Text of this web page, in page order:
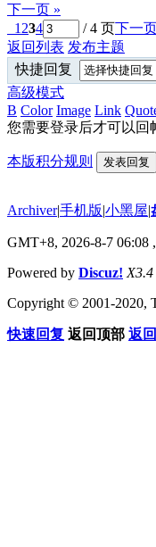
下一页 »
1 234 / 4 页下一
返回列表 发布主题
快捷回复
高级模式
B Color Image Link
您需要登录后才可以回
本版积分规则 发表回复
Archiver|手机版|小黑屋|
GMT+8, 2026-8-7 06:08
Powered by Discuz! X3.4
Copyright © 2001-2020,
快速回复 返回顶部 返